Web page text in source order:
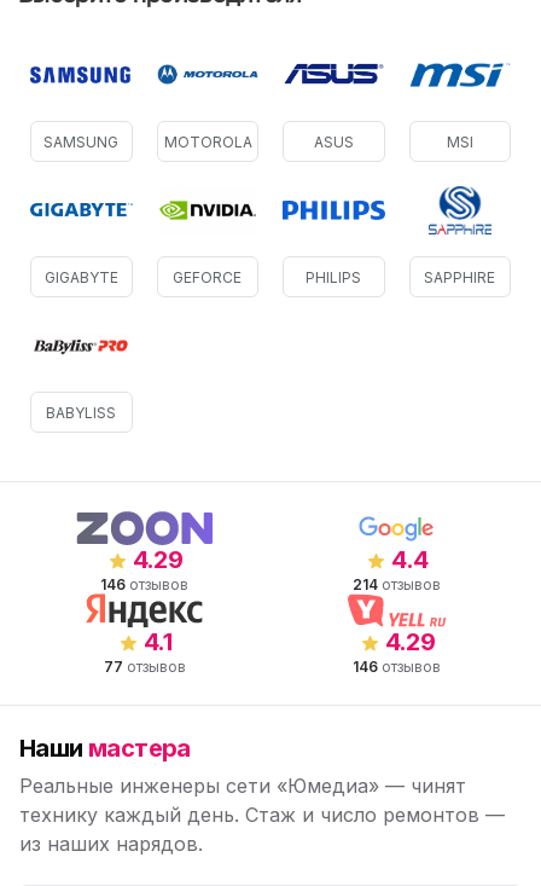
SAMSUNG MOTOROLA ASUS MSI
GIGABYTE GEFORCE PHILIPS SAPPHIRE
BABYLISS
4.29
146 отзывов
4.4
214 отзывов
4.1
77 отзывов
4.29
146 отзывов
Наши мастера
Реальные инженеры сети «Юмедиа» — чинят
технику каждый день. Стаж и число ремонтов —
из наших нарядов.